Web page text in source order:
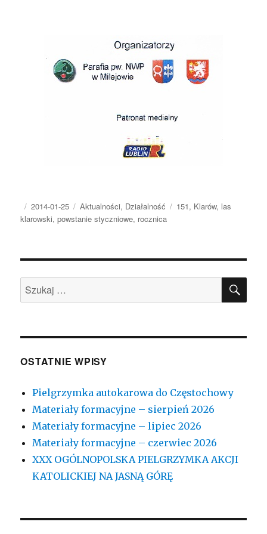
AutorOpublikowano
2014-01-25 Kategorie
Aktualności, Działalność Tagi
151, Klarów, las
klarowski,powstanie styczniowe, rocznica
Szukaj:
OSTATNIE WPISY
Pielgrzymka autokarowa do Częstochowy
Materiały formacyjne – sierpień 2026
Materiały formacyjne – lipiec 2026
Materiały formacyjne – czerwiec 2026
XXX OGÓLNOPOLSKA PIELGRZYMKA AKCJI
KATOLICKIEJ NA JASNĄ GÓRĘ